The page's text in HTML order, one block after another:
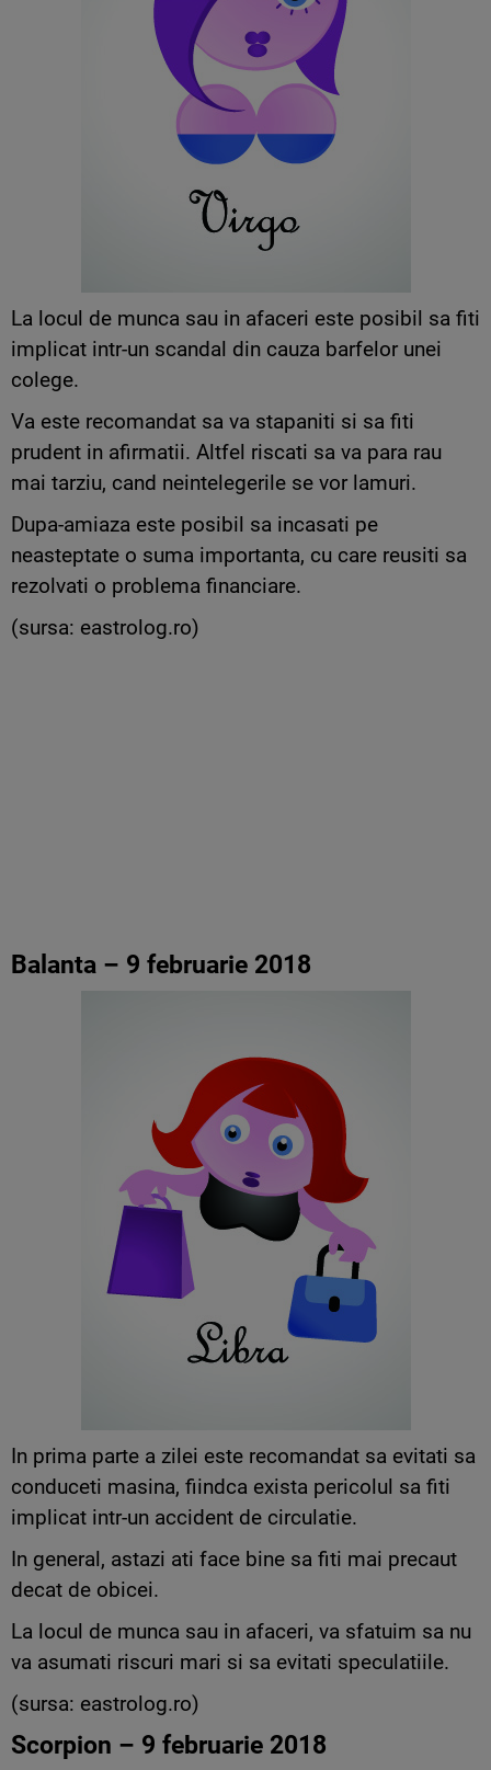
La locul de munca sau in afaceri este posibil sa fiti
implicat intr-un scandal din cauza barfelor unei
colege.
Va este recomandat sa va stapaniti si sa fiti
prudent in afirmatii. Altfel riscati sa va para rau
mai tarziu, cand neintelegerile se vor lamuri.
Dupa-amiaza este posibil sa incasati pe
neasteptate o suma importanta, cu care reusiti sa
rezolvati o problema financiare.
(sursa: eastrolog.ro)
Balanta – 9 februarie 2018
In prima parte a zilei este recomandat sa evitati sa
conduceti masina, fiindca exista pericolul sa fiti
implicat intr-un accident de circulatie.
In general, astazi ati face bine sa fiti mai precaut
decat de obicei.
La locul de munca sau in afaceri, va sfatuim sa nu
va asumati riscuri mari si sa evitati speculatiile.
(sursa: eastrolog.ro)
Scorpion – 9 februarie 2018